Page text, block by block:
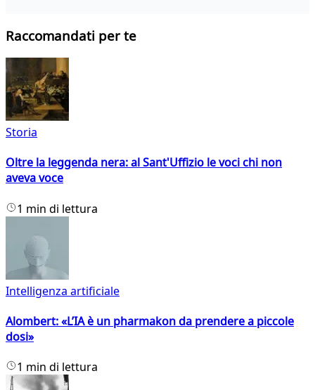
Raccomandati per te
Storia
Oltre la leggenda nera: al Sant'Uffizio le voci chi non
aveva voce
1 min di lettura
Intelligenza artificiale
Alombert: «L’IA è un pharmakon da prendere a piccole
dosi»
1 min di lettura